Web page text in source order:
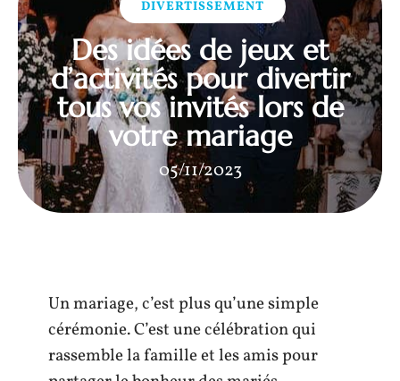
DIVERTISSEMENT
Des idées de jeux et
d’activités pour divertir
tous vos invités lors de
votre mariage
05/11/2023
Un mariage, c’est plus qu’une simple
cérémonie. C’est une célébration qui
rassemble la famille et les amis pour